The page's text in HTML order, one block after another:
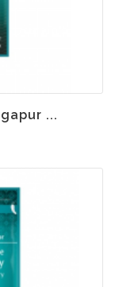
...